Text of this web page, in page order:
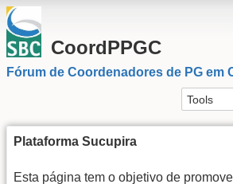
CoordPPGC
Fórum de Coordenadores de PG em
Plataforma Sucupira
Esta página tem o objetivo de